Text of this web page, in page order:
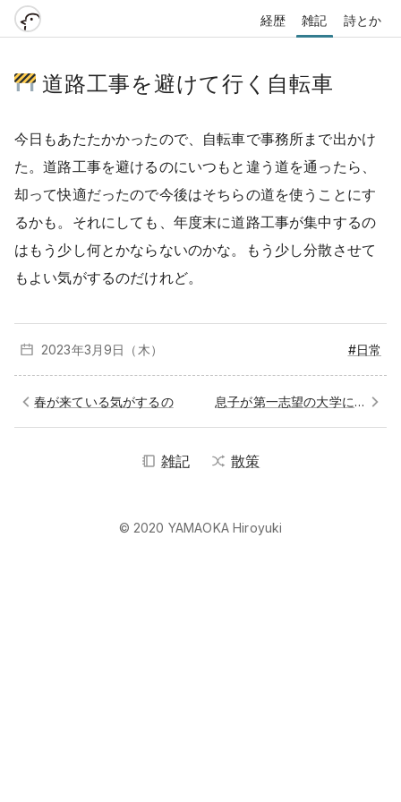
経歴 雑記 詩とか
道路工事を避けて行く自転車
今日もあたたかかったので、自転車で事務所まで出かけ
た。道路工事を避けるのにいつもと違う道を通ったら、
却って快適だったので今後はそちらの道を使うことにす
るかも。それにしても、年度末に道路工事が集中するの
はもう少し何とかならないのかな。もう少し分散させて
もよい気がするのだけれど。
2023年3月9日（木） #日常
春が来ている気がするの 息子が第一志望の大学に合格した！
雑記 散策
© 2020 YAMAOKA Hiroyuki